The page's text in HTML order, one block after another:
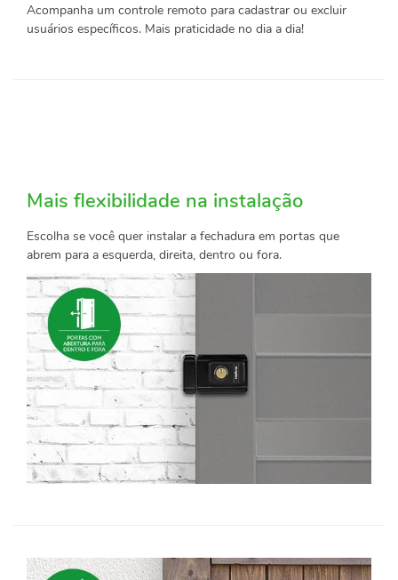
Acompanha um controle remoto para cadastrar ou excluir
usuários específicos. Mais praticidade no dia a dia!
Mais flexibilidade na instalação
Escolha se você quer instalar a fechadura em portas que
abrem para a esquerda, direita, dentro ou fora.